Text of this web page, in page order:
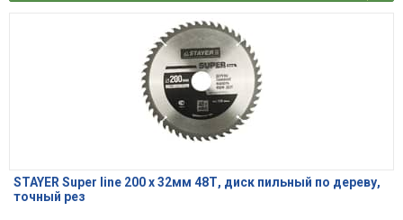
STAYER Super line 200 x 32мм 48Т, диск пильный по дереву,
точный рез